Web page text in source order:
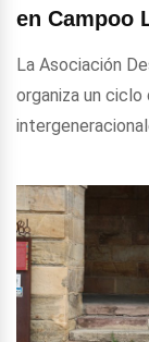
en Campoo
La Asociación
organiza un